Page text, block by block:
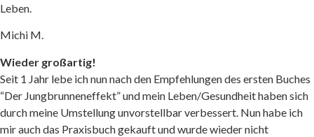
Leben.
Michi M.
Wieder großartig!
Seit 1 Jahr lebe ich nun nach den Empfehlungen des ersten Buches
“Der Jungbrunneneffekt” und mein Leben/Gesundheit haben sich
durch meine Umstellung unvorstellbar verbessert. Nun habe ich
mir auch das Praxisbuch gekauft und wurde wieder nicht